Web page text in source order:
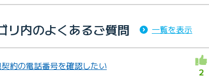
リ内のよくあるご質問 一覧を表示
約の電話番号を確認したい
2